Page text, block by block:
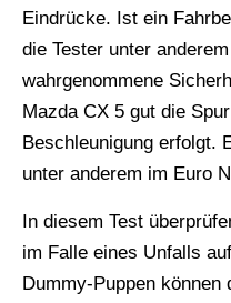
Eindrücke. Ist ein
die Tester unter
wahrgenommene
Mazda CX 5 gut die
Beschleunigung erfolgt.
unter anderem im Euro
In diesem Test
im Falle eines Unfalls
Dummy-Puppen können